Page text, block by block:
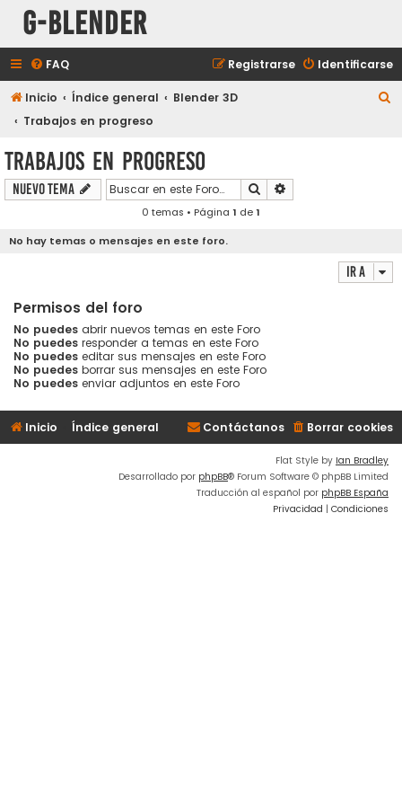
G-Blender
FAQ Identificarse
Registrarse
Inicio Índice general
Blender 3D
Trabajos en progreso
Trabajos en progreso
Nuevo Tema Buscar
0 temas • Página 1 de1
No hay temas o mensajes en este foro.
Ir a
Permisos del foro
No puedes abrir nuevos temas en este Foro
No puedes responder a temas en este Foro
No puedes editar sus mensajes en este Foro
No puedes borrar sus mensajes en este Foro
No puedes enviar adjuntos en este Foro
Inicio Índice general Borrar cookies
Contáctanos
Flat Style by Ian Bradley
Desarrollado por phpBB® Forum Software © phpBB Limited
Traducción al español por phpBB España
Privacidad | Condiciones